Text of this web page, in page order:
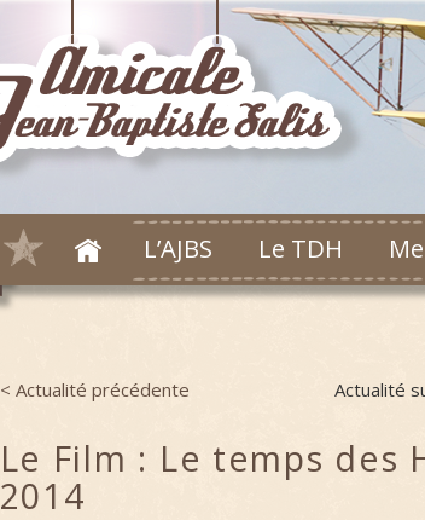
L’AJBS Le TDH
Post navigation
Actualité
< Actualité précédente
Le Film : Le temps des
2014